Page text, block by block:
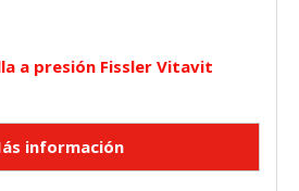
a presión Fissler Vitavit